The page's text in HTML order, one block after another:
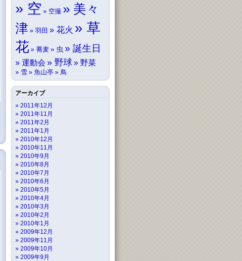
空 空撮
美々
津
羽田 花火
草
花
蕎麦 虫 誕生日
運動会 野球 野菜
雪 魚山亭 鳥
アーカイブ
2011年12月
2011年11月
2011年2月
2011年1月
2010年12月
2010年11月
2010年9月
2010年8月
2010年7月
2010年6月
2010年5月
2010年4月
2010年3月
2010年2月
2010年1月
2009年12月
2009年11月
2009年10月
2009年9月